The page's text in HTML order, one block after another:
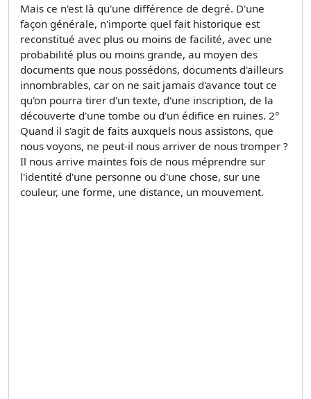
Mais ce n'est là qu'une différence de degré. D'une
façon générale, n'importe quel fait historique est
reconstitué avec plus ou moins de facilité, avec une
probabilité plus ou moins grande, au moyen des
documents que nous possédons, documents d'ailleurs
innombrables, car on ne sait jamais d'avance tout ce
qu'on pourra tirer d'un texte, d'une inscription, de la
découverte d'une tombe ou d'un édifice en ruines. 2°
Quand il s'agit de faits auxquels nous assistons, que
nous voyons, ne peut-il nous arriver de nous tromper ?
Il nous arrive maintes fois de nous méprendre sur
l'identité d'une personne ou d'une chose, sur une
couleur, une forme, une distance, un mouvement.